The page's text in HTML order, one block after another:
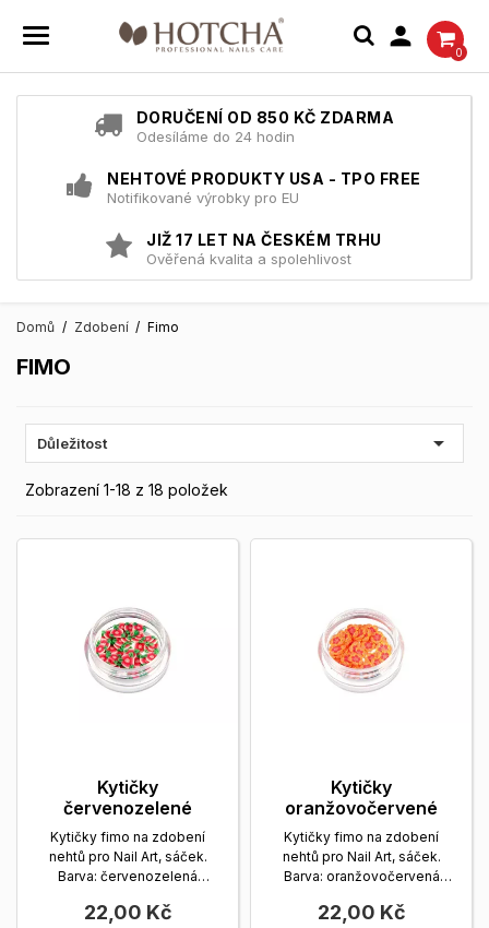

0
DORUČENÍ OD 850 KČ ZDARMA
Odesíláme do 24 hodin
NEHTOVÉ PRODUKTY USA - TPO FREE
Notifikované výrobky pro EU
JIŽ 17 LET NA ČESKÉM TRHU
Ověřená kvalita a spolehlivost
Domů Zdobení Fimo
FIMO
Důležitost 
Zobrazení 1-18 z 18 položek
Kytičky
červenozelené
Kytičky fimo na zdobení
nehtů pro Nail Art, sáček.
Barva: červenozelená
22,00 Kč
Kytičky
oranžovočervené
Kytičky fimo na zdobení
nehtů pro Nail Art, sáček.
Barva: oranžovočervená
22,00 Kč